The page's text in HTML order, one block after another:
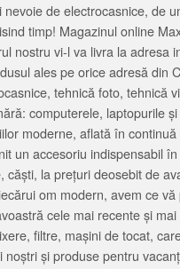
nevoie de electrocasnice, de
timp! Magazinul online
nostru vi-l va livra la adresa
ales pe orice adresă din
tehnică foto, tehnică
computerele, laptopurile
moderne, aflată în
un accesoriu indispensabil
căști, la prețuri deosebit de
om modern, avem ce
cele mai recente și
filtre, mașini de tocat,
noștri și produse pentru